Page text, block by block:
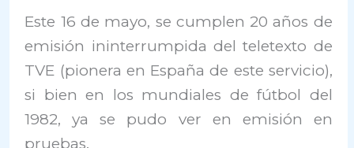
Este 16 de mayo, se cumplen 20 años de
emisión ininterrumpida del teletexto de
TVE (pionera en España de este servicio),
si bien en los mundiales de fútbol del
1982, ya se pudo ver en emisión en
pruebas.